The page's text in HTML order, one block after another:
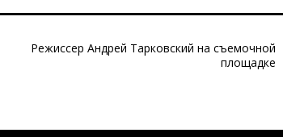
Режиссер Андрей Тарковский на съемочной
площадке